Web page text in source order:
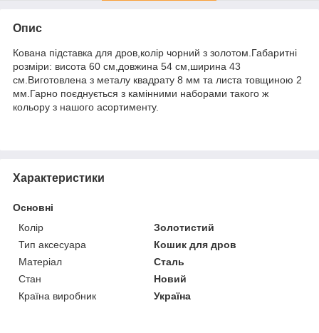
Опис
Кована підставка для дров,колір чорний з золотом.Габаритні
розміри: висота 60 см,довжина 54 см,ширина 43
см.Виготовлена з металу квадрату 8 мм та листа товщиною 2
мм.Гарно поєднується з камінними наборами такого ж
кольору з нашого асортименту.
Характеристики
Основні
Колір
Золотистий
Тип аксесуара
Кошик для дров
Матеріал
Сталь
Стан
Новий
Країна виробник
Україна